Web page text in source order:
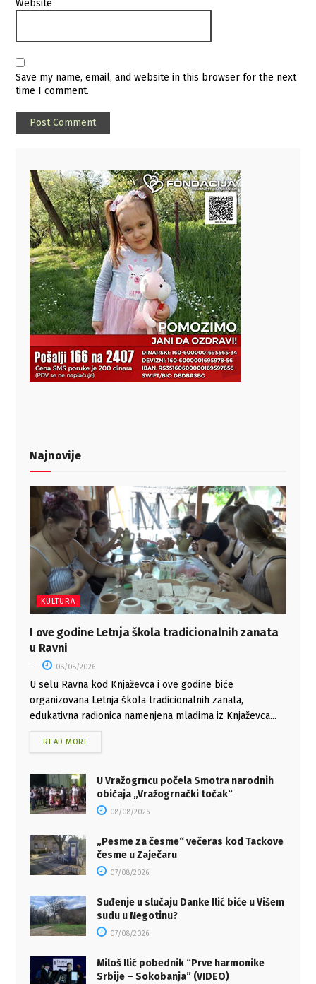
Website
Save my name, email, and website in this browser for the next
time I comment.
Najnovije
KULTURA
I ove godine Letnja škola tradicionalnih zanata
u Ravni
08/08/2026
U selu Ravna kod Knjaževca i ove godine biće
organizovana Letnja škola tradicionalnih zanata,
edukativna radionica namenjena mladima iz Knjaževca...
READ MORE
U Vražogrncu počela Smotra narodnih
običaja „Vražogrnački točak“
08/08/2026
„Pesme za česme“ večeras kod Tackove
česme u Zaječaru
07/08/2026
Suđenje u slučaju Danke Ilić biće u Višem
sudu u Negotinu?
07/08/2026
Miloš Ilić pobednik “Prve harmonike
Srbije – Sokobanja” (VIDEO)